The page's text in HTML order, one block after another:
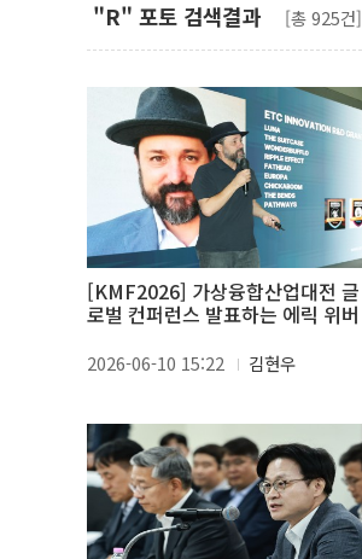
"R" 포토 검색결과 [총 925건]
[KMF2026] 가상융합산업대전 글
로벌 컨퍼런스 발표하는 에릭 위버
2026-06-10 15:22 김현우